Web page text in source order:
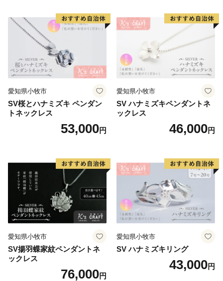
愛知県小牧市
SV桜とハナミズキ ペンダン
トネックレス
53,000円
愛知県小牧市
SV ハナミズキペンダントネ
ックレス
46,000円
愛知県小牧市
SV揚羽蝶家紋ペンダントネ
ックレス
76,000円
愛知県小牧市
SV ハナミズキリング
43,000円